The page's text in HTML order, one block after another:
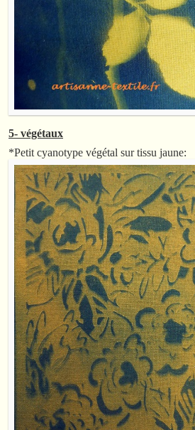
5- végétaux
*Petit cyanotype végétal sur tissu jaune: